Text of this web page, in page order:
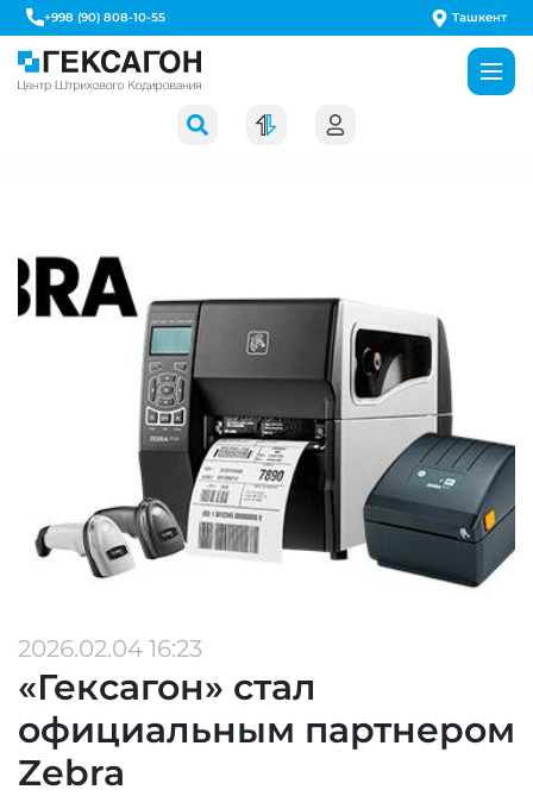
+998 (90) 808-10-55 Ташкент
2026.02.04 16:23
«Гексагон» стал
официальным партнером
Zebra